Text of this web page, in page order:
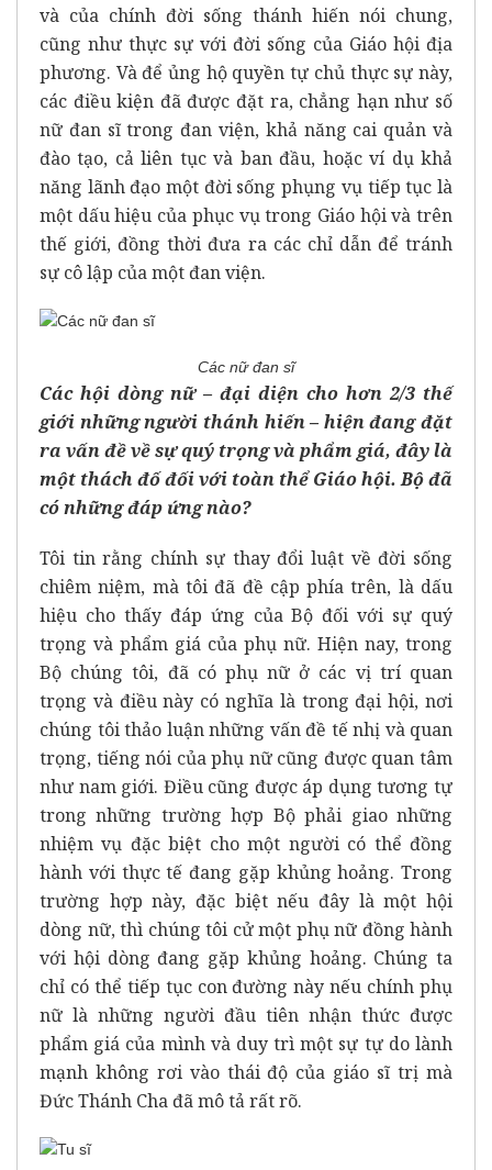
và của chính đời sống thánh hiến nói chung,
cũng như thực sự với đời sống của Giáo hội địa
phương. Và để ủng hộ quyền tự chủ thực sự này,
các điều kiện đã được đặt ra, chẳng hạn như số
nữ đan sĩ trong đan viện, khả năng cai quản và
đào tạo, cả liên tục và ban đầu, hoặc ví dụ khả
năng lãnh đạo một đời sống phụng vụ tiếp tục là
một dấu hiệu của phục vụ trong Giáo hội và trên
thế giới, đồng thời đưa ra các chỉ dẫn để tránh
sự cô lập của một đan viện.
Các nữ đan sĩ
Các hội dòng nữ – đại diện cho hơn 2/3 thế
giới những người thánh hiến – hiện đang đặt
ra vấn đề về sự quý trọng và phẩm giá, đây là
một thách đố đối với toàn thể Giáo hội. Bộ đã
có những đáp ứng nào?
Tôi tin rằng chính sự thay đổi luật về đời sống
chiêm niệm, mà tôi đã đề cập phía trên, là dấu
hiệu cho thấy đáp ứng của Bộ đối với sự quý
trọng và phẩm giá của phụ nữ. Hiện nay, trong
Bộ chúng tôi, đã có phụ nữ ở các vị trí quan
trọng và điều này có nghĩa là trong đại hội, nơi
chúng tôi thảo luận những vấn đề tế nhị và quan
trọng, tiếng nói của phụ nữ cũng được quan tâm
như nam giới. Điều cũng được áp dụng tương tự
trong những trường hợp Bộ phải giao những
nhiệm vụ đặc biệt cho một người có thể đồng
hành với thực tế đang gặp khủng hoảng. Trong
trường hợp này, đặc biệt nếu đây là một hội
dòng nữ, thì chúng tôi cử một phụ nữ đồng hành
với hội dòng đang gặp khủng hoảng. Chúng ta
chỉ có thể tiếp tục con đường này nếu chính phụ
nữ là những người đầu tiên nhận thức được
phẩm giá của mình và duy trì một sự tự do lành
mạnh không rơi vào thái độ của giáo sĩ trị mà
Đức Thánh Cha đã mô tả rất rõ.